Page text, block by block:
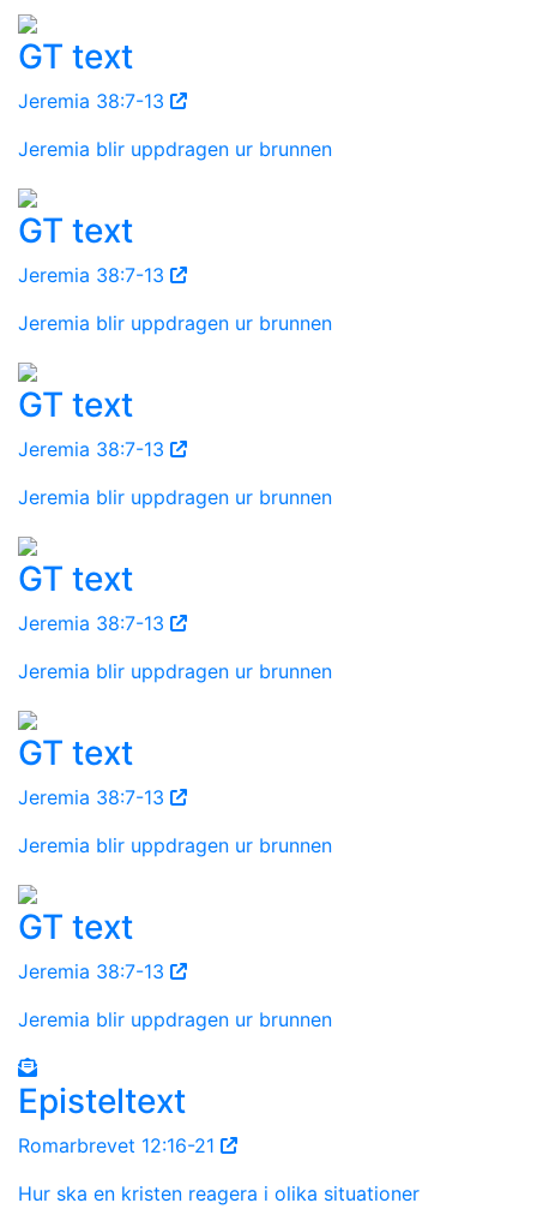
GT text
Jeremia 38:7-13
Jeremia blir uppdragen ur brunnen
GT text
Jeremia 38:7-13
Jeremia blir uppdragen ur brunnen
GT text
Jeremia 38:7-13
Jeremia blir uppdragen ur brunnen
GT text
Jeremia 38:7-13
Jeremia blir uppdragen ur brunnen
GT text
Jeremia 38:7-13
Jeremia blir uppdragen ur brunnen
GT text
Jeremia 38:7-13
Jeremia blir uppdragen ur brunnen
Episteltext
Romarbrevet 12:16-21
Hur ska en kristen reagera i olika situationer